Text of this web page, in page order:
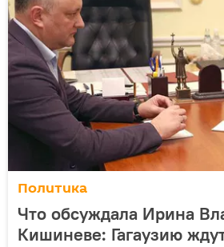
Политика
Что обсуждала Ирина
Кишиневе: Гагаузию